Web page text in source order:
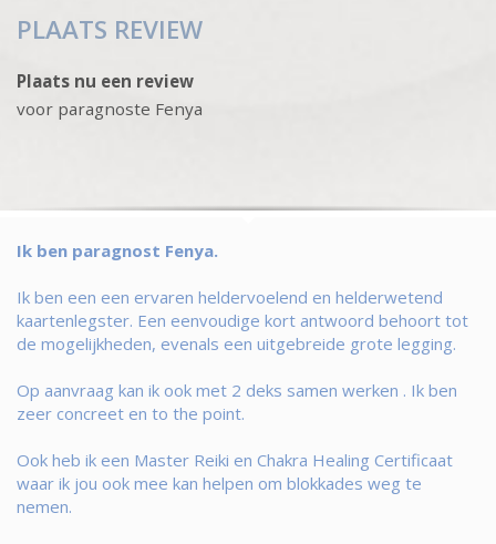
PLAATS REVIEW
Plaats nu een review
voor paragnoste Fenya
Ik ben paragnost Fenya.
Ik ben een een ervaren heldervoelend en helderwetend
kaartenlegster. Een eenvoudige kort antwoord behoort tot
de mogelijkheden, evenals een uitgebreide grote legging.
Op aanvraag kan ik ook met 2 deks samen werken . Ik ben
zeer concreet en to the point.
Ook heb ik een Master Reiki en Chakra Healing Certificaat
waar ik jou ook mee kan helpen om blokkades weg te
nemen.